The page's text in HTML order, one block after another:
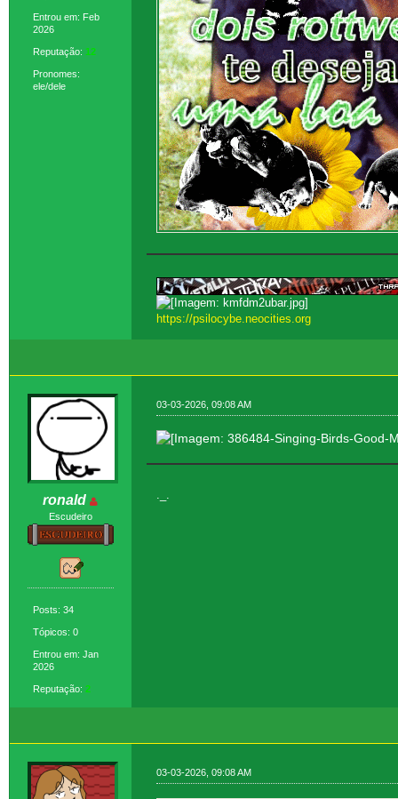
Entrou em: Feb
2026
Reputação: 12
Pronomes:
ele/dele
https://psilocybe.neocities.org
ronald
Escudeiro
Posts: 34
Tópicos: 0
Entrou em: Jan
2026
Reputação: 2
03-03-2026, 09:08 AM
03-03-2026, 09:08 AM